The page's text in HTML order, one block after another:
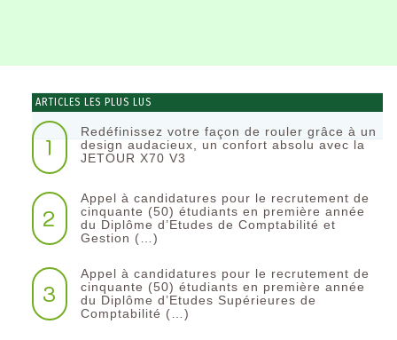
ARTICLES LES PLUS LUS
1
Redéfinissez votre façon de rouler grâce à un
design audacieux, un confort absolu avec la
JETOUR X70 V3
2
Appel à candidatures pour le recrutement de
cinquante (50) étudiants en première année
du Diplôme d’Etudes de Comptabilité et
Gestion (…)
3
Appel à candidatures pour le recrutement de
cinquante (50) étudiants en première année
du Diplôme d’Etudes Supérieures de
Comptabilité (…)